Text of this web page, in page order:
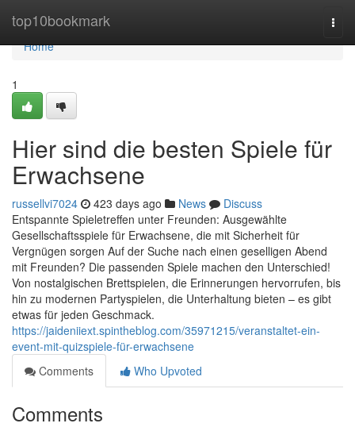
top10bookmark
Home
Home
1
Hier sind die besten Spiele für
Erwachsene
russellvi7024 423 days ago News
Discuss
Entspannte Spieletreffen unter Freunden: Ausgewählte
Gesellschaftsspiele für Erwachsene, die mit Sicherheit für
Vergnügen sorgen Auf der Suche nach einen geselligen Abend
mit Freunden? Die passenden Spiele machen den Unterschied!
Von nostalgischen Brettspielen, die Erinnerungen hervorrufen, bis
hin zu modernen Partyspielen, die Unterhaltung bieten – es gibt
etwas für jeden Geschmack.
https://jaideniiext.spintheblog.com/35971215/veranstaltet-ein-
event-mit-quizspiele-für-erwachsene
Comments
Who Upvoted
Comments